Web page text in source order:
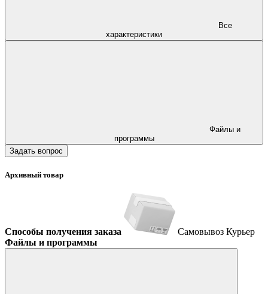
характеристики
программы
Задать вопрос
Архивный товар
Способы получения заказа Самовывоз Курьер
Файлы и программы